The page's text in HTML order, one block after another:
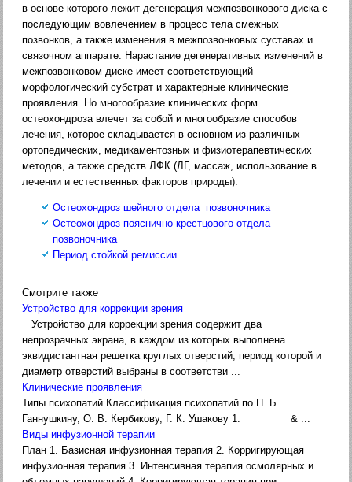
в основе которого лежит дегенерация межпозвонкового диска с
последующим вовлечением в процесс тела смежных
позвонков, а также изменения в межпозвонковых суставах и
связочном аппарате. Нарастание дегенеративных изменений в
межпозвонковом диске имеет соответствующий
морфологический субстрат и характерные клинические
проявления. Но многообразие клинических форм
остеохондроза влечет за собой и многообразие способов
лечения, которое складывается в основном из различных
ортопедических, медикаментозных и физиотерапевтических
методов, а также средств ЛФК (ЛГ, массаж, использование в
лечении и естественных факторов природы).
Остеохондроз шейного отдела позвоночника
Остеохондроз пояснично-крестцового отдела
позвоночника
Период стойкой ремиссии
Смотрите также
Устройство для коррекции зрения
Устройство для коррекции зрения содержит два
непрозрачных экрана, в каждом из которых выполнена
эквидистантная решетка круглых отверстий, период которой и
диаметр отверстий выбраны в соответстви ...
Клинические проявления
Типы психопатий Классификация психопатий по П. Б.
Ганнушкину, О. В. Кербикову, Г. К. Ушакову 1. & ...
Виды инфузионной терапии
План 1. Базисная инфузионная терапия 2. Корригирующая
инфузионная терапия 3. Интенсивная терапия осмолярных и